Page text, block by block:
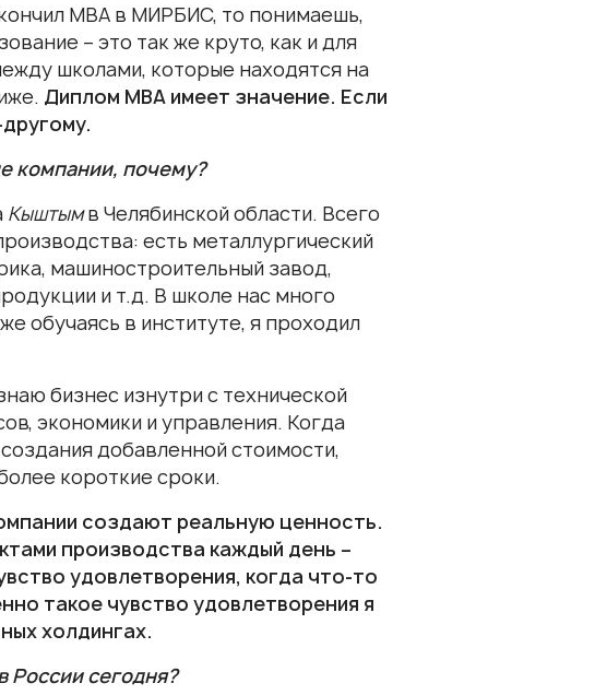
МВА в МИРБИС, то понимаешь,
– это так же круто, как и для
школами, которые находятся на
Диплом МВА имеет значение. Если
компании, почему?
Кыштымв Челябинской области. Всего
есть металлургический
машиностроительный завод,
и т.д. В школе нас много
обучаясь в институте, я проходил
бизнес изнутри с технической
экономики и управления. Когда
добавленной стоимости,
короткие сроки.
создают реальную ценность.
производства каждый день –
удовлетворения, когда что-то
такое чувство удовлетворения я
холдингах.
России сегодня?